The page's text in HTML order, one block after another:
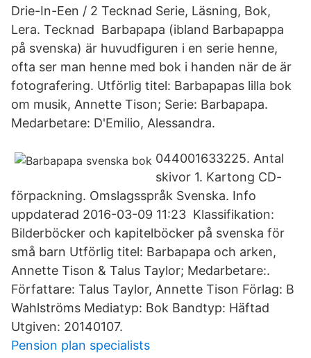
Drie-In-Een / 2 Tecknad Serie, Läsning, Bok,
Lera. Tecknad Barbapapa (ibland Barbapappa
på svenska) är huvudfiguren i en serie henne,
ofta ser man henne med bok i handen när de är
fotografering. Utförlig titel: Barbapapas lilla bok
om musik, Annette Tison; Serie: Barbapapa.
Medarbetare: D'Emilio, Alessandra.
044001633225. Antal
skivor 1. Kartong CD-
förpackning. Omslagsspråk Svenska. Info
uppdaterad 2016-03-09 11:23 Klassifikation:
Bilderböcker och kapitelböcker på svenska för
små barn Utförlig titel: Barbapapa och arken,
Annette Tison & Talus Taylor; Medarbetare:.
Författare: Talus Taylor, Annette Tison Förlag: B
Wahlströms Mediatyp: Bok Bandtyp: Häftad
Utgiven: 20140107.
Pension plan specialists